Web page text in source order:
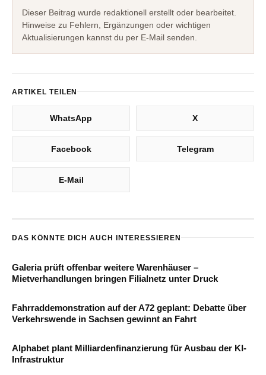
Dieser Beitrag wurde redaktionell erstellt oder bearbeitet.
Hinweise zu Fehlern, Ergänzungen oder wichtigen
Aktualisierungen kannst du per E-Mail senden.
ARTIKEL TEILEN
WhatsApp X
Facebook Telegram
E-Mail
DAS KÖNNTE DICH AUCH INTERESSIEREN
Galeria prüft offenbar weitere Warenhäuser –
Mietverhandlungen bringen Filialnetz unter Druck
Fahrraddemonstration auf der A72 geplant: Debatte über
Verkehrswende in Sachsen gewinnt an Fahrt
Alphabet plant Milliardenfinanzierung für Ausbau der KI-
Infrastruktur